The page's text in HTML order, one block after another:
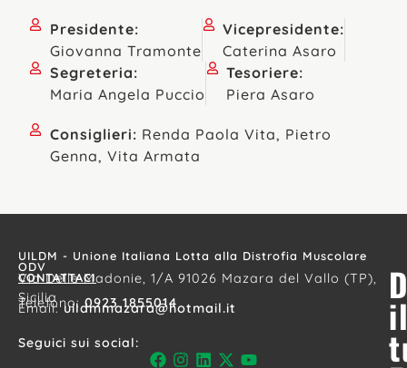
Presidente:
Giovanna Tramonte
Vicepresidente:
Caterina Asaro
Segreteria:
Maria Angela Puccio
Tesoriere:
Piera Asaro
Consiglieri: Renda Paola Vita, Pietro
Genna, Vita Armata
UILDM - Unione Italiana Lotta alla Distrofia Muscolare
ODV
CONTATTACI
Via Delle Madonie, 1/A 91026 Mazara del Vallo (TP),
Sicilia
Telefono:0923 1855014
Email:uildmmazara@hotmail.it
Seguici sui social: